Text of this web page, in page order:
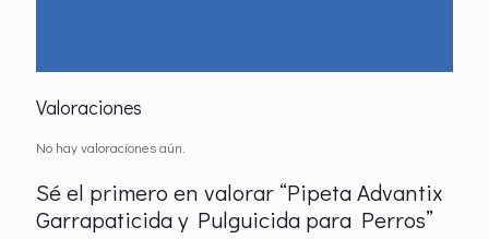
Valoraciones
No hay valoraciones aún.
Sé el primero en valorar “Pipeta Advantix
Garrapaticida y Pulguicida para Perros”